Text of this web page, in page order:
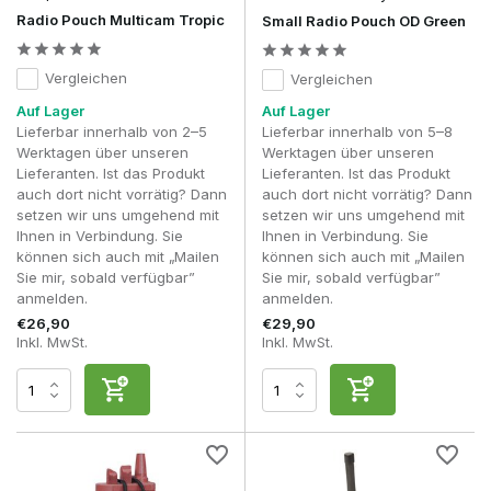
bleibt das Funkgerät sicher an seinem Platz und ist
dennoch schnell griffbereit.
Die Antenne wird blockiert, wenn das Funkgerät zu
tief in die Tasche gesteckt wird
– Ein Funkgerät, das
zu tief in der Tasche sitzt, lässt sich möglicherweise
schwerer bedienen und schränkt die
Bewegungsfreiheit der Antenne ein. Wählen Sie daher
eine Tasche, bei der das Bedienfeld, der
Lautstärkeregler und die Antenne ausreichend frei
bleiben. Das erleichtert nicht nur die Bedienung des
Funkgeräts, sondern verhindert auch, dass Kabel oder
Zubehörteile unnötig eingeklemmt werden.
Die Position des PTT-Anschlusses nicht
berücksichtigen
– Wenn Sie ein Headset mit einem
Push-to-Talk (PTT)-Modul verwenden, achten Sie
genau darauf, wo sich der Anschluss des Funkgeräts
befindet. Eine Funkgerätetasche, die den Anschluss
verdeckt oder das Kabel stark knickt, kann das
Anschließen des PTT erschweren und führt oft zu
eine Konfiguration, bei der der Anschluss gut
erreichbar bleibt.
Radio Pouch Multicam Tropic
Vergleichen
Auf Lager
Lieferbar innerhalb von 2–5
Werktagen über unseren
Lieferanten. Ist das Produkt
auch dort nicht vorrätig? Dann
setzen wir uns umgehend mit
Ihnen in Verbindung. Sie
können sich auch mit „Mailen
Sie mir, sobald verfügbar”
anmelden.
€26,90
Inkl. MwSt.
Small Radio Pouch OD Green
Vergleichen
Auf Lager
Lieferbar innerhalb von 5–8
Werktagen über unseren
Lieferanten. Ist das Produkt
auch dort nicht vorrätig? Dann
setzen wir uns umgehend mit
Ihnen in Verbindung. Sie
können sich auch mit „Mailen
Sie mir, sobald verfügbar”
anmelden.
€29,90
Inkl. MwSt.